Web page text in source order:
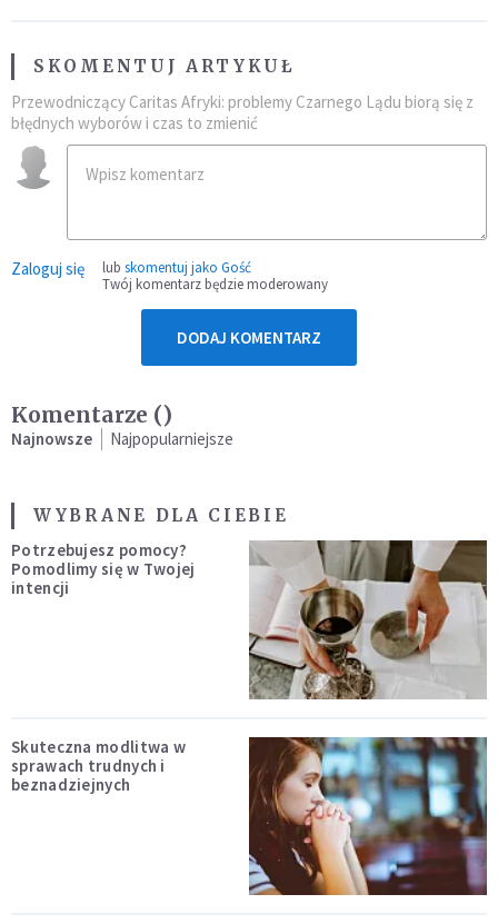
SKOMENTUJ ARTYKUŁ
Przewodniczący Caritas Afryki: problemy Czarnego Lądu biorą się z
błędnych wyborów i czas to zmienić
Zaloguj się lub skomentuj jako Gość
Twój komentarz będzie moderowany
DODAJ KOMENTARZ
Komentarze ()
Najnowsze Najpopularniejsze
WYBRANE DLA CIEBIE
Potrzebujesz pomocy?
Pomodlimy się w Twojej
intencji
Skuteczna modlitwa w
sprawach trudnych i
beznadziejnych